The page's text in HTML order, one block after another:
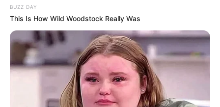
BUZZ DAY
This Is How Wild Woodstock Really Was